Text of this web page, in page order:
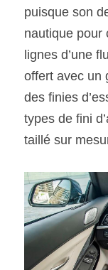
puisque son
nautique pour
lignes d’une
offert avec un
des finies
types de fini
taillé sur